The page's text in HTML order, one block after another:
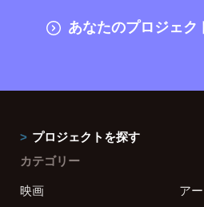
あなたのプロジェク
プロジェクトを探す
カテゴリー
映画
ア